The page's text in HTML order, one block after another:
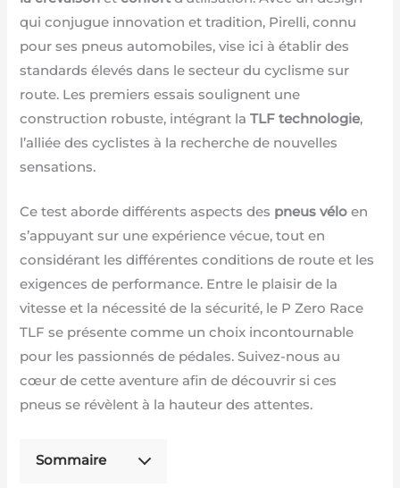
qui conjugue innovation et tradition, Pirelli, connu
pour ses pneus automobiles, vise ici à établir des
standards élevés dans le secteur du cyclisme sur
route. Les premiers essais soulignent une
construction robuste, intégrant laTLF technologie,
l’alliée des cyclistes à la recherche de nouvelles
sensations.
Ce test aborde différents aspects des pneus vélo en
s’appuyant sur une expérience vécue, tout en
considérant les différentes conditions de route et les
exigences de performance. Entre le plaisir de la
vitesse et la nécessité de la sécurité, le P Zero Race
TLF se présente comme un choix incontournable
pour les passionnés de pédales. Suivez-nous au
cœur de cette aventure afin de découvrir si ces
pneus se révèlent à la hauteur des attentes.
Sommaire